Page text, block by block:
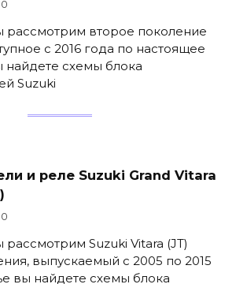
0
рассмотрим второе поколение
с 2016 года по настоящее
найдете схемы блока
Suzuki
и реле Suzuki Grand Vitara
0
рассмотрим Suzuki Vitara (JT)
выпускаемый с 2005 по 2015
вы найдете схемы блока